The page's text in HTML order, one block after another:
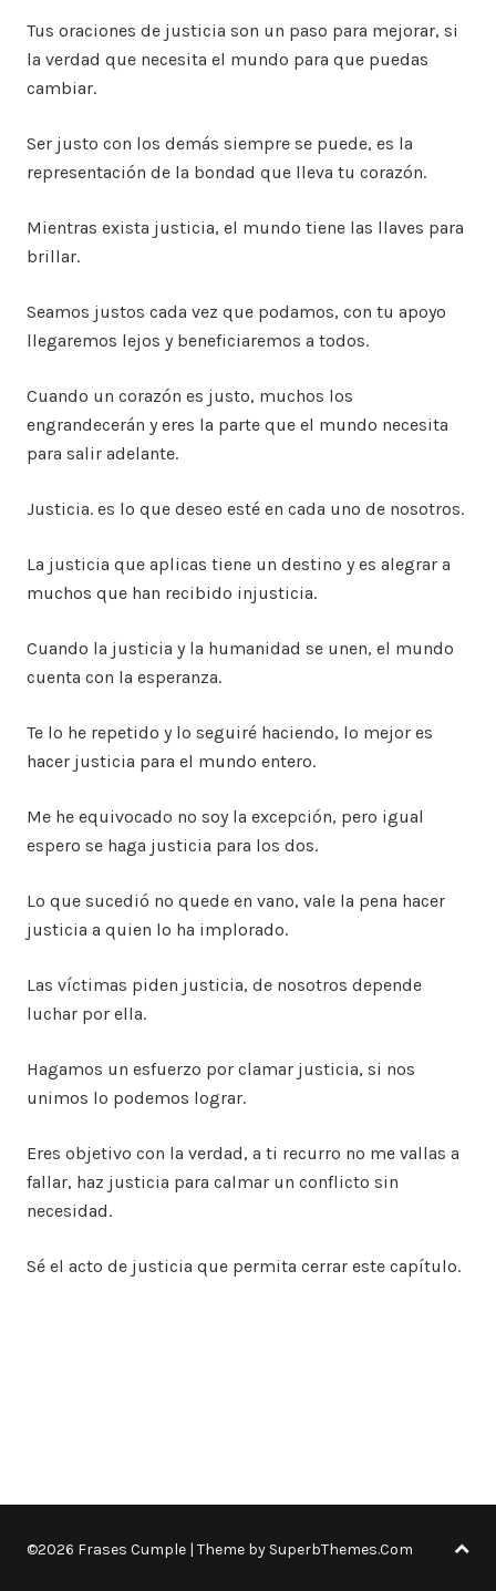
Tus oraciones de justicia son un paso para mejorar, si
la verdad que necesita el mundo para que puedas
cambiar.
Ser justo con los demás siempre se puede, es la
representación de la bondad que lleva tu corazón.
Mientras exista justicia, el mundo tiene las llaves para
brillar.
Seamos justos cada vez que podamos, con tu apoyo
llegaremos lejos y beneficiaremos a todos.
Cuando un corazón es justo, muchos los
engrandecerán y eres la parte que el mundo necesita
para salir adelante.
Justicia. es lo que deseo esté en cada uno de nosotros.
La justicia que aplicas tiene un destino y es alegrar a
muchos que han recibido injusticia.
Cuando la justicia y la humanidad se unen, el mundo
cuenta con la esperanza.
Te lo he repetido y lo seguiré haciendo, lo mejor es
hacer justicia para el mundo entero.
Me he equivocado no soy la excepción, pero igual
espero se haga justicia para los dos.
Lo que sucedió no quede en vano, vale la pena hacer
justicia a quien lo ha implorado.
Las víctimas piden justicia, de nosotros depende
luchar por ella.
Hagamos un esfuerzo por clamar justicia, si nos
unimos lo podemos lograr.
Eres objetivo con la verdad, a ti recurro no me vallas a
fallar, haz justicia para calmar un conflicto sin
necesidad.
Sé el acto de justicia que permita cerrar este capítulo.
©2026 Frases Cumple | Theme by SuperbThemes.Com